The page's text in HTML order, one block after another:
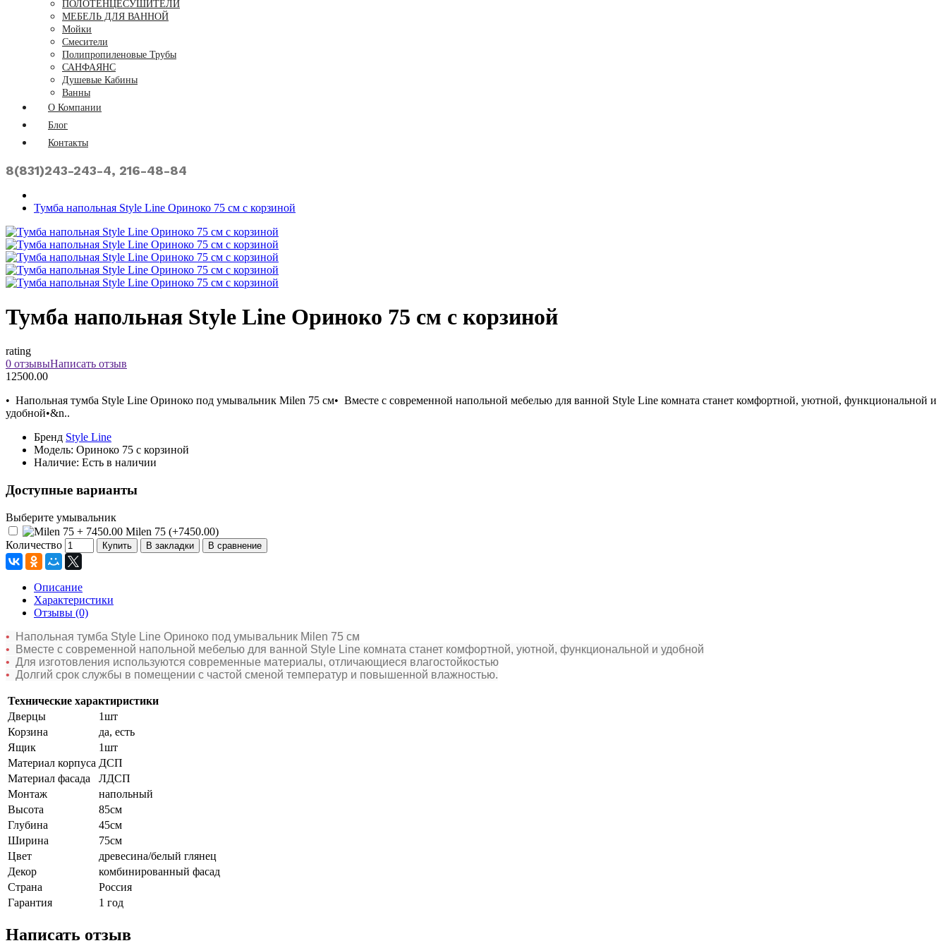
ПОЛОТЕНЦЕСУШИТЕЛИ
МЕБЕЛЬ ДЛЯ ВАННОЙ
Мойки
Смесители
Полипропиленовые Трубы
САНФАЯНС
Душевые Кабины
Ванны
О Компании
Блог
Контакты
8(831)243-243-4, 216-48-84
Тумба напольная Style Line Ориноко 75 см с корзиной
Тумба напольная Style Line Ориноко 75 см с корзиной
rating
0 отзывыНаписать отзыв
12500.00
• Напольная тумба Style Line Ориноко под умывальник Milen 75 см• Вместе с современной напольной мебелью для ванной Style Line комната станет комфортной, уютной, функциональной и
удобной•&n..
Бренд Style Line
Модель: Ориноко 75 с корзиной
Наличие: Есть в наличии
Доступные варианты
Выберите умывальник
Milen 75 (+7450.00)
Количество
Купить В закладки В сравнение
Описание
Характеристики
Отзывы (0)
• Напольная тумба Style Line Ориноко под умывальник Milen 75 см
• Вместе с современной напольной мебелью для ванной Style Line комната станет комфортной, уютной, функциональной и удобной
• Для изготовления используются современные материалы, отличающиеся влагостойкостью
• Долгий срок службы в помещении с частой сменой температур и повышенной влажностью.
Технические характиристики
Дверцы
1шт
Корзина
да, есть
Ящик
1шт
Материал корпуса ДСП
Материал фасада
ЛДСП
Монтаж
напольный
Высота
85см
Глубина
45см
Ширина
75см
Цвет
древесина/белый глянец
Декор
комбинированный фасад
Страна
Россия
Гарантия
1 год
Написать отзыв